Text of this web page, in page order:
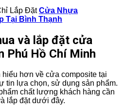
Lắp ĐặtCửa Nhựa
Tại Bình Thạnh
và lắp đặt cửa
Phú Hồ Chí Minh
hơn về cửa composite tại
tin lựa chọn, sử dụng sản phẩm.
chất lượng khách hàng cần
lắp đặt dưới đây.